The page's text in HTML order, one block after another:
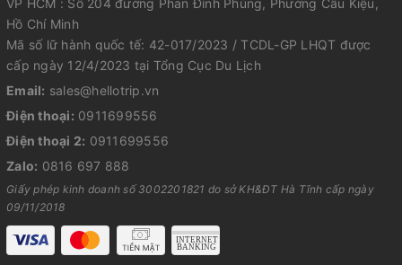
Hồ Chí Minh
Mã số lữ hành quốc tế: 42-017/2023 / TCDL-GP LHQT được
cấp ngày 12/4/2023 tại Tổng Cục Du Lịch
Email: sales@hellotrip.vn
Điện thoại: 0911699556
Điện thoại 2: 0911699556
Zalo: 0816 697 888
Giấy phép kinh doanh số 3002201821 do sở KH&ĐT Hà Tĩnh cấp ngày
09/11/2018